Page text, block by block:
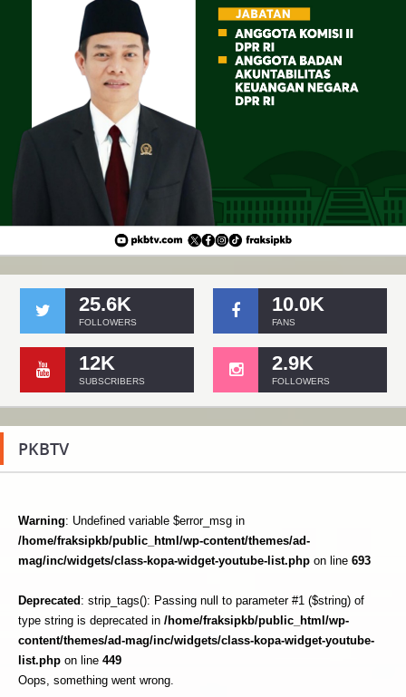
25.6K
FOLLOWERS
10.0K
FANS
12K
SUBSCRIBERS
2.9K
FOLLOWERS
PKBTV
Warning: Undefined variable $error_msg in
/home/fraksipkb/public_html/wp-content/themes/ad-
mag/inc/widgets/class-kopa-widget-youtube-list.php on line 693
Deprecated : strip_tags(): Passing null to parameter #1 ($string) of
type string is deprecated in /home/fraksipkb/public_html/wp-
content/themes/ad-mag/inc/widgets/class-kopa-widget-youtube-
list.php on line 449
Oops, something went wrong.